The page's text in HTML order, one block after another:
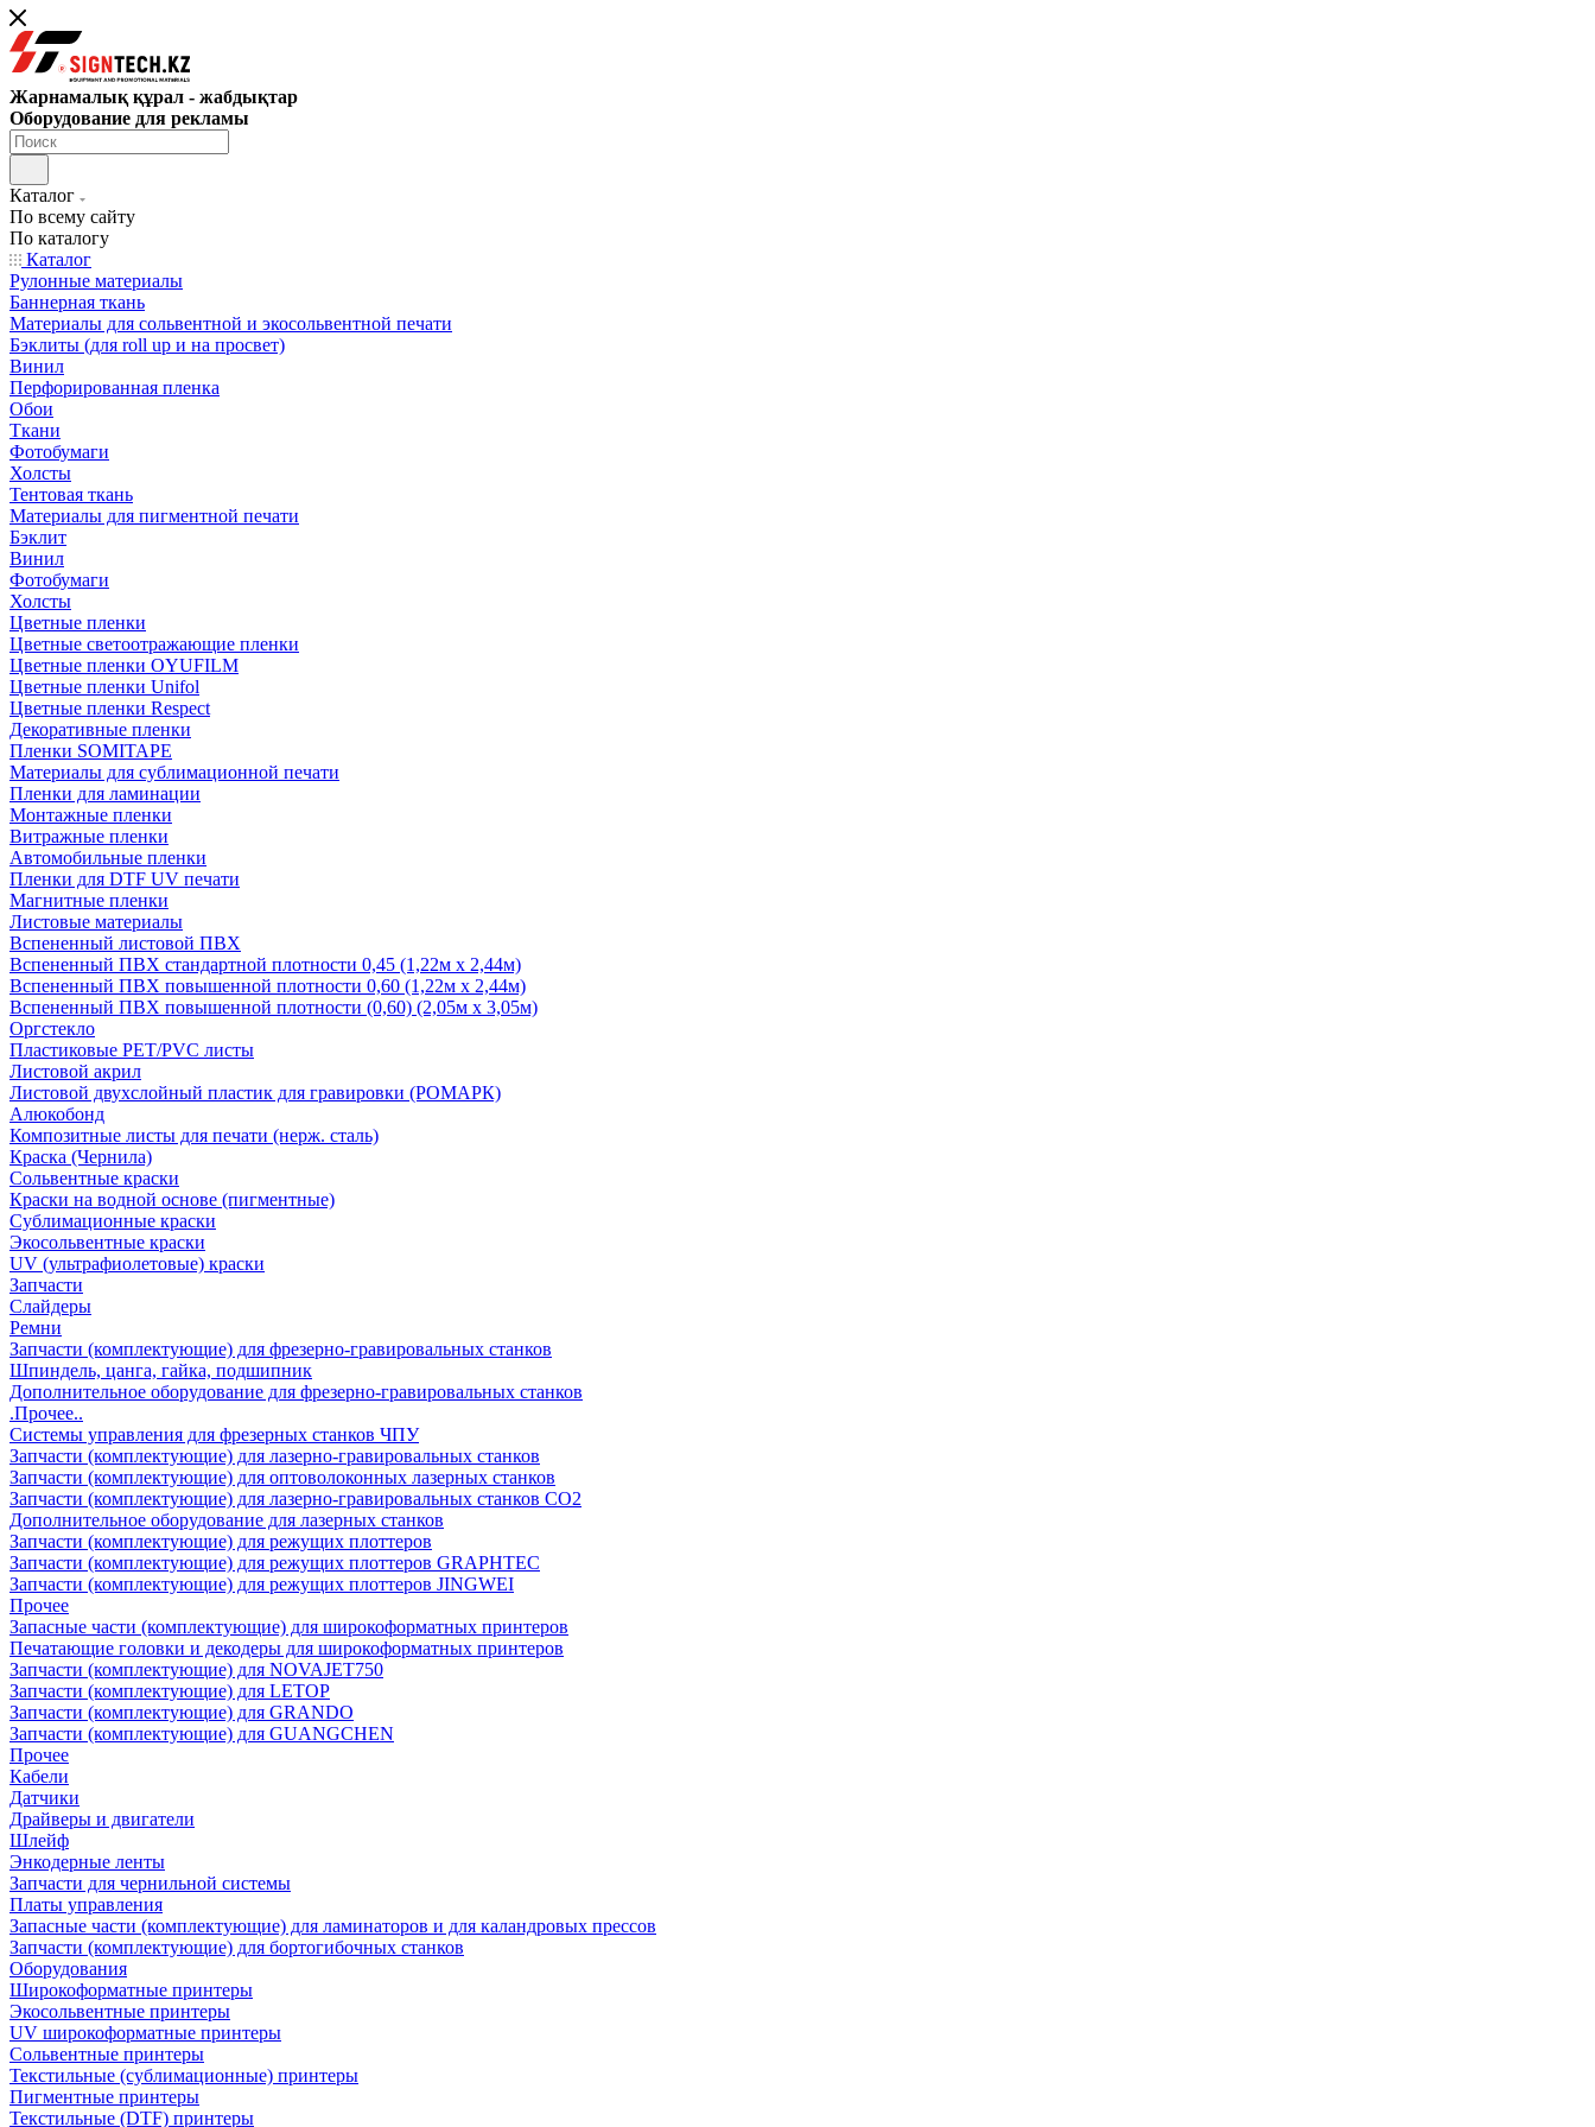
Жарнамалық құрал - жабдықтар
Оборудование для рекламы
Каталог
По всему сайту
По каталогу
Каталог
Рулонные материалы
Баннерная ткань
Материалы для сольвентной и экосольвентной печати
Бэклиты (для roll up и на просвет)
Винил
Перфорированная пленка
Обои
Ткани
Фотобумаги
Холсты
Тентовая ткань
Материалы для пигментной печати
Бэклит
Винил
Фотобумаги
Холсты
Цветные пленки
Цветные светоотражающие пленки
Цветные пленки OYUFILM
Цветные пленки Unifol
Цветные пленки Respect
Декоративные пленки
Пленки SOMITAPE
Материалы для сублимационной печати
Пленки для ламинации
Монтажные пленки
Витражные пленки
Автомобильные пленки
Пленки для DTF UV печати
Магнитные пленки
Листовые материалы
Вспененный листовой ПВХ
Вспененный ПВХ стандартной плотности 0,45 (1,22м х 2,44м)
Вспененный ПВХ повышенной плотности 0,60 (1,22м х 2,44м)
Вспененный ПВХ повышенной плотности (0,60) (2,05м х 3,05м)
Оргстекло
Пластиковые PET/PVC листы
Листовой акрил
Листовой двухслойный пластик для гравировки (РОМАРК)
Алюкобонд
Композитные листы для печати (нерж. сталь)
Краска (Чернила)
Сольвентные краски
Краски на водной основе (пигментные)
Сублимационные краски
Экосольвентные краски
UV (ультрафиолетовые) краски
Запчасти
Слайдеры
Ремни
Запчасти (комплектующие) для фрезерно-гравировальных станков
Шпиндель, цанга, гайка, подшипник
Дополнительное оборудование для фрезерно-гравировальных станков
.Прочее..
Системы управления для фрезерных станков ЧПУ
Запчасти (комплектующие) для лазерно-гравировальных станков
Запчасти (комплектующие) для оптоволоконных лазерных станков
Запчасти (комплектующие) для лазерно-гравировальных станков CO2
Дополнительное оборудование для лазерных станков
Запчасти (комплектующие) для режущих плоттеров
Запчасти (комплектующие) для режущих плоттеров GRAPHTEC
Запчасти (комплектующие) для режущих плоттеров JINGWEI
Прочее
Запасные части (комплектующие) для широкоформатных принтеров
Печатающие головки и декодеры для широкоформатных принтеров
Запчасти (комплектующие) для NOVAJET750
Запчасти (комплектующие) для LETOP
Запчасти (комплектующие) для GRANDO
Запчасти (комплектующие) для GUANGCHEN
Прочее
Кабели
Датчики
Драйверы и двигатели
Шлейф
Энкодерные ленты
Запчасти для чернильной системы
Платы управления
Запасные части (комплектующие) для ламинаторов и для каландровых прессов
Запчасти (комплектующие) для бортогибочных станков
Оборудования
Широкоформатные принтеры
Экосольвентные принтеры
UV широкоформатные принтеры
Сольвентные принтеры
Текстильные (сублимационные) принтеры
Пигментные принтеры
Текстильные (DTF) принтеры